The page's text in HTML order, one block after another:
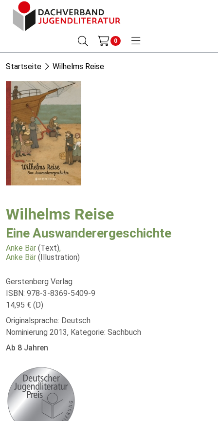
0
Startseite Wilhelms Reise
Wilhelms Reise
Eine Auswanderergeschichte
Anke Bär (Text),
Anke Bär (Illustration)
Gerstenberg Verlag
ISBN: 978-3-8369-5409-9
14,95 € (D)
Originalsprache: Deutsch
Nominierung 2013, Kategorie: Sachbuch
Ab 8 Jahren